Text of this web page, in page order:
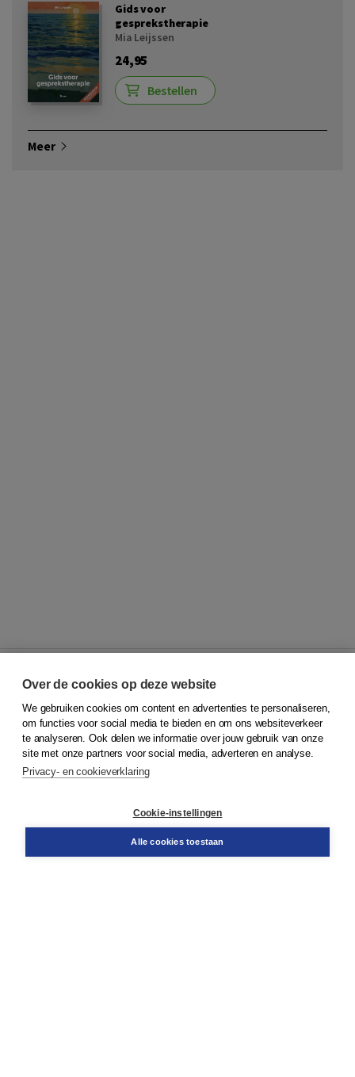
Gids voor
gesprekstherapie
Mia Leijssen
24,95
Bestellen
Meer
© 2026Koninklijke Boom uitgevers
Klantenservice
Service & informatie
Contact
Over de cookies op deze website
We gebruiken cookies om content en advertenties te personaliseren,
om functies voor social media te bieden en om ons websiteverkeer
te analyseren. Ook delen we informatie over jouw gebruik van onze
site met onze partners voor social media, adverteren en analyse.
Privacy- en cookieverklaring
Cookie-instellingen
Alle cookies toestaan